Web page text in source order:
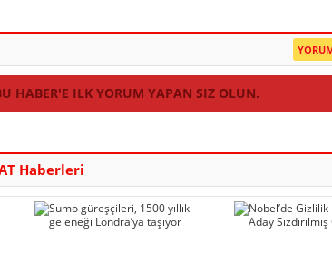
HABER'E ILK YORUM YAPAN SIZ OLUN.
Haberleri